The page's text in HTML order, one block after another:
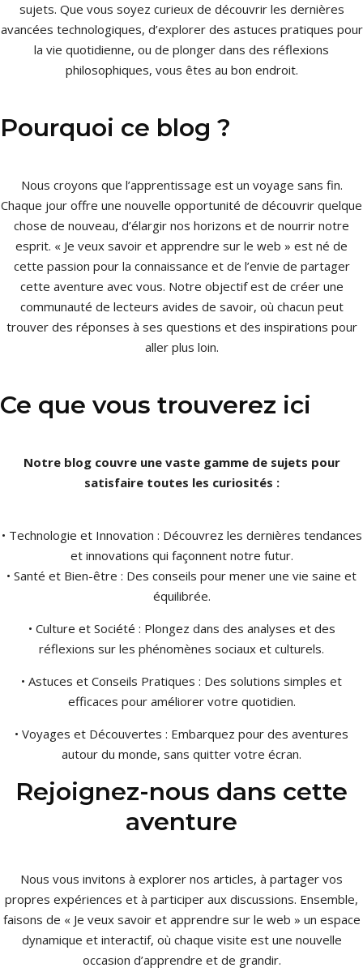
sujets. Que vous soyez curieux de découvrir les dernières
avancées technologiques, d’explorer des astuces pratiques pour
la vie quotidienne, ou de plonger dans des réflexions
philosophiques, vous êtes au bon endroit.
Pourquoi ce blog ?
Nous croyons que l’apprentissage est un voyage sans fin.
Chaque jour offre une nouvelle opportunité de découvrir quelque
chose de nouveau, d’élargir nos horizons et de nourrir notre
esprit. « Je veux savoir et apprendre sur le web » est né de
cette passion pour la connaissance et de l’envie de partager
cette aventure avec vous. Notre objectif est de créer une
communauté de lecteurs avides de savoir, où chacun peut
trouver des réponses à ses questions et des inspirations pour
aller plus loin.
Ce que vous trouverez ici
Notre blog couvre une vaste gamme de sujets pour
satisfaire toutes les curiosités :
• Technologie et Innovation : Découvrez les dernières tendances
et innovations qui façonnent notre futur.
• Santé et Bien-être : Des conseils pour mener une vie saine et
équilibrée.
• Culture et Société : Plongez dans des analyses et des
réflexions sur les phénomènes sociaux et culturels.
• Astuces et Conseils Pratiques : Des solutions simples et
efficaces pour améliorer votre quotidien.
• Voyages et Découvertes : Embarquez pour des aventures
autour du monde, sans quitter votre écran.
Rejoignez-nous dans cette
aventure
Nous vous invitons à explorer nos articles, à partager vos
propres expériences et à participer aux discussions. Ensemble,
faisons de « Je veux savoir et apprendre sur le web » un espace
dynamique et interactif, où chaque visite est une nouvelle
occasion d’apprendre et de grandir.